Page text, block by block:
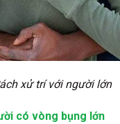
xử trí với người lớn
có vòng bụng lớn